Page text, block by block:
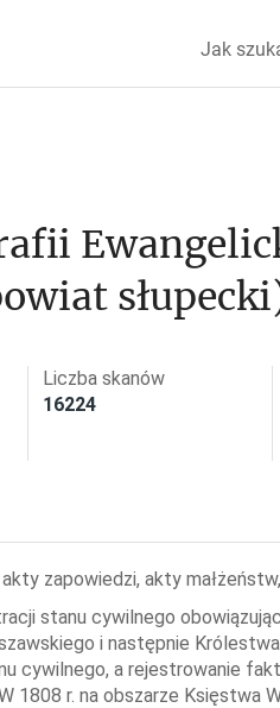
Jak
Liczba skanów
16224
zapowiedzi, akty
stanu cywilnego
i następnie
cywilnego, a rejestrowanie
1808 r. na obszarze Księstwa